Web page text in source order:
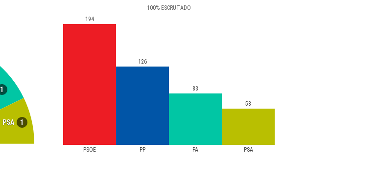
1
PSA 1
100%ESCRUTADO
PSOE PP PA PSA
194
126
83
58